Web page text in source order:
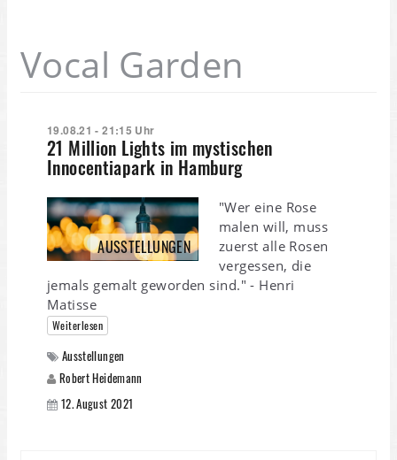
Vocal Garden
19.08.21 - 21:15 Uhr
21 Million Lights im mystischen
Innocentiapark in Hamburg
AUSSTELLUNGEN
"Wer eine Rose
malen will, muss
zuerst alle Rosen
vergessen, die
jemals gemalt geworden sind." - Henri
Matisse
Weiterlesen
Ausstellungen
Robert Heidemann
12. August 2021